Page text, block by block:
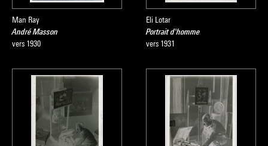
Man Ray
André Masson
vers 1930
Eli Lotar
Portrait d'homme
vers 1931